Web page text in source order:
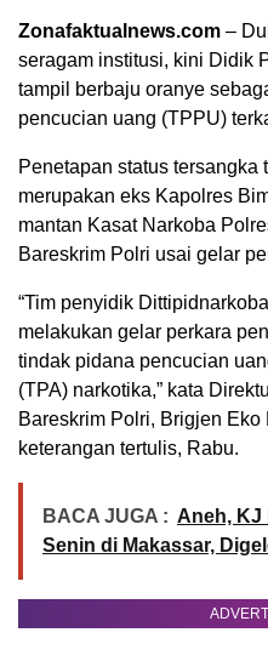
Zonafaktualnews.com –
seragam institusi, kini Didik
tampil berbaju oranye
pencucian uang (TPPU)
Penetapan status tersangka
merupakan eks Kapolres
mantan Kasat Narkoba
Bareskrim Polri usai gelar
“Tim penyidik
melakukan gelar perkara
tindak pidana pencucian
(TPA) narkotika,” kata
Bareskrim Polri, Brigjen
keterangan tertulis, Rabu.
BACA JUGA : Aneh, KJ
Senin di Makassar,